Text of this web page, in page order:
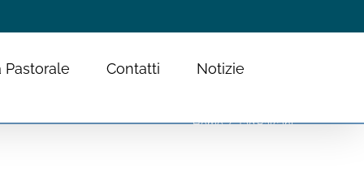
Pastorale Contatti Notizie
Home Tag:Balcani